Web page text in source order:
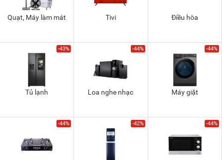
Quạt, Máy làm mát Tivi Điều hòa
-43%
Tủ lạnh
-44%
Loa nghe nhạc
-44%
Máy giặt
-44% -42% -44%